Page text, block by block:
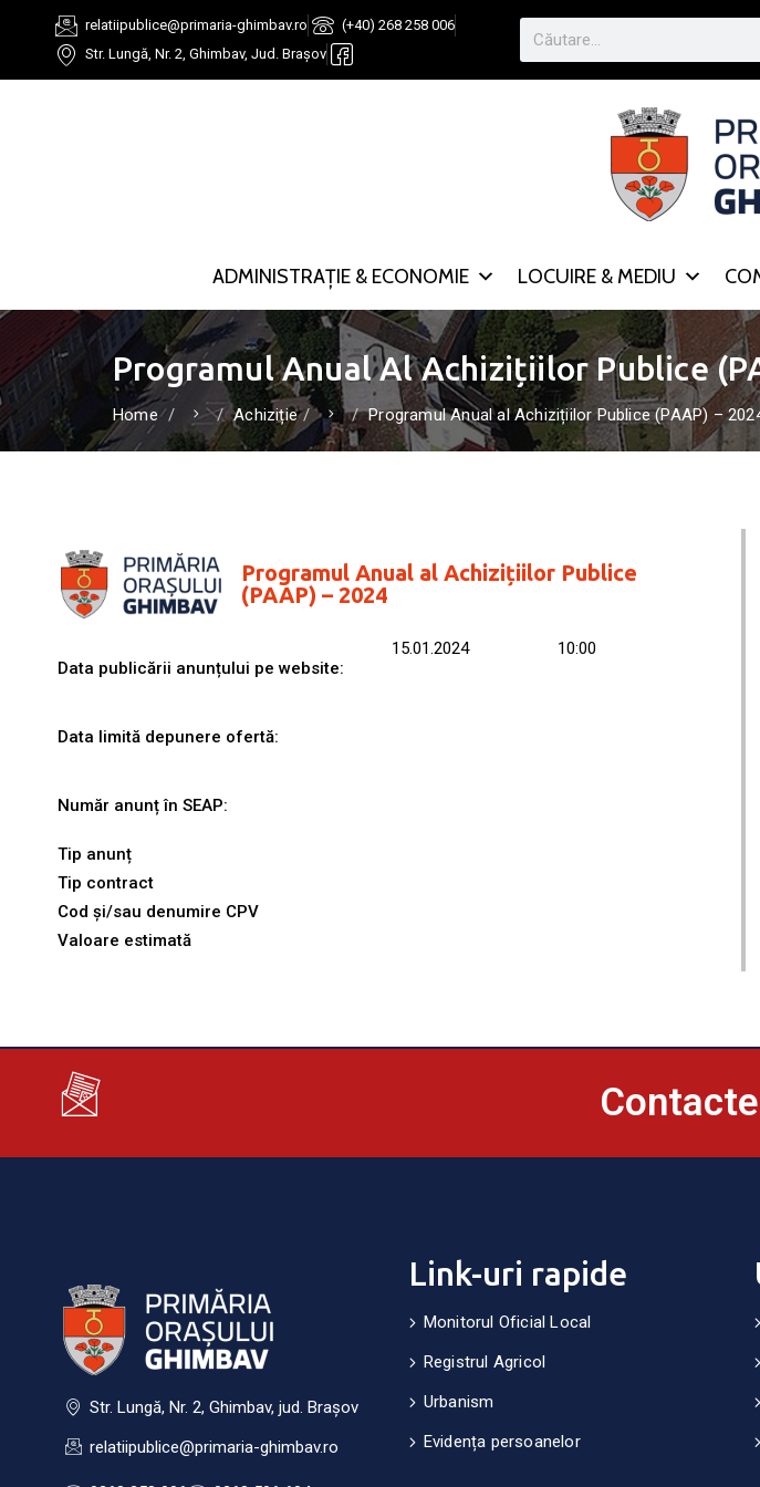
relatiipublice@primaria-ghimbav.ro
(+40) 268 258 006
Str. Lungă, Nr. 2, Ghimbav, Jud. Brașov
ADMINISTRAȚIE & ECONOMIE LOCUIRE & MEDIU
Programul Anual Al Achizițiilor Publice
Home Achiziție Programul Anual al Achizițiilor Publice (PAAP) –
Programul Anual al Achizițiilor Publice
(PAAP) – 2024
Data publicării anunțului pe website:
15.01.2024 10:00
Data limită depunere ofertă:
Număr anunț în SEAP:
Tip anunț
Tip contract
Cod și/sau denumire CPV
Valoare estimată
Str. Lungă, Nr. 2, Ghimbav, jud. Brașov
relatiipublice@primaria-ghimbav.ro
Link-uri rapide
Monitorul Oficial Local
Registrul Agricol
Urbanism
Evidența persoanelor